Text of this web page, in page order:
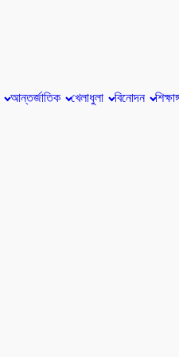
আন্তর্জাতিক খেলাধুলা বিনোদন